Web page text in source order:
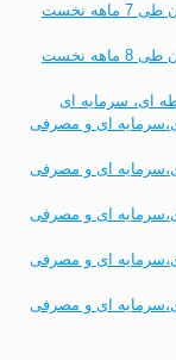
آمار صادرات کالا به تفکیک استان طی 7 ماهه نخست
آمار صادرات کالا به تفکیک استان طی 8 ماهه نخست
ای، سرمایه ای
ای و مصرفی
ای و مصرفی
ای و مصرفی
ای و مصرفی
ای و مصرفی